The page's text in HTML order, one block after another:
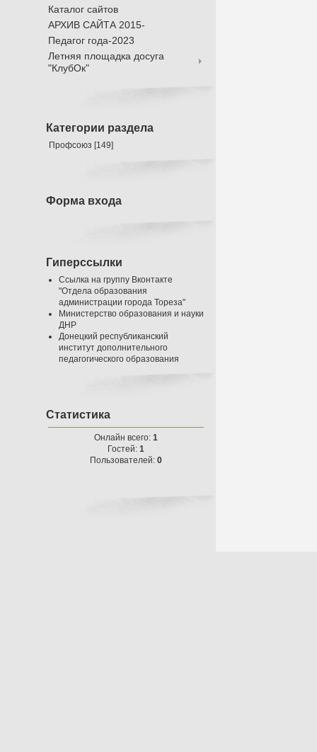
Каталог сайтов
АРХИВ САЙТА 2015-
Педагог года-2023
Летняя площадка досуга
"КлубОк"
Категории раздела
Профсоюз [149]
Форма входа
Гиперссылки
Ссылка на группу Вконтакте
"Отдела образования
администрации города Тореза"
Министерство образования и науки
ДНР
Донецкий республиканский
институт дополнительного
педагогического образования
Статистика
Онлайн всего: 1
Гостей: 1
Пользователей: 0